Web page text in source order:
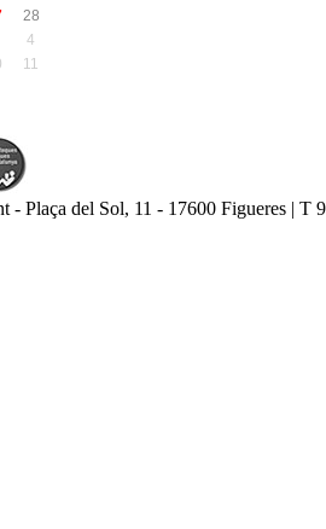
28
4
11
- Plaça del Sol, 11 - 17600 Figueres |